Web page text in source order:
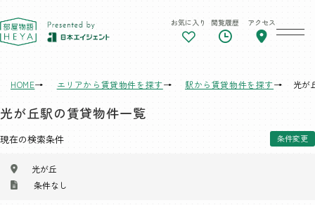
東京 部屋物語 お気に入り 閲覧履歴 アクセス
HOME エリアから賃貸物件を探す 駅から賃貸物件を探す 光が
光が丘駅の賃貸物件一覧
現在の検索条件 条件変更
光が丘
条件なし